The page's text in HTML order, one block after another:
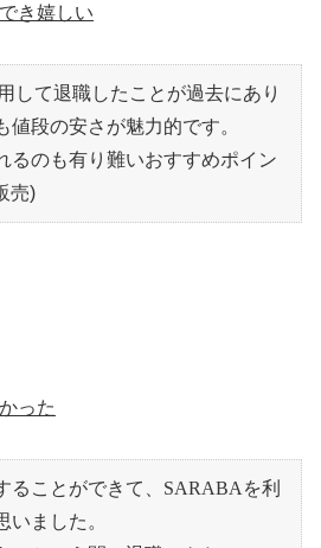
き嬉しい
して退職したことが過去にあり
値段の安さが魅力的です。
るのも有り難いおすすめポイン
売)
った
ことができて、 SARABA を利
いました。